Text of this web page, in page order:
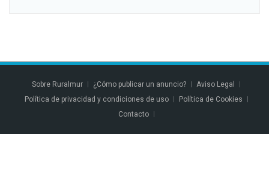
Sobre Ruralmur ¿Cómo publicar un anuncio?
Aviso Legal
Política de privacidad y condiciones de uso
Política de Cookies
Contacto